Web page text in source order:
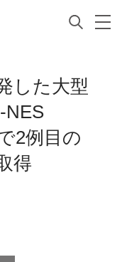
した大型
NES
2例目の
得